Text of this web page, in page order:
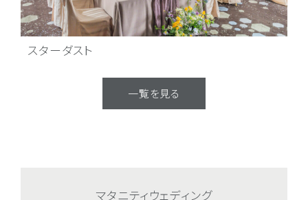
スターダスト
一覧を見る
マタニティウェディング